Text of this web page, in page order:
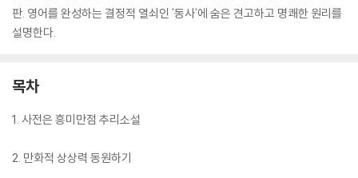
판. 영어를 완성하는 결정적 열쇠인 '동사'에 숨은 견고하고 명쾌한 원리를
설명한다.
목차
1. 사전은 흥미만점 추리소설
2. 만화적 상상력 동원하기